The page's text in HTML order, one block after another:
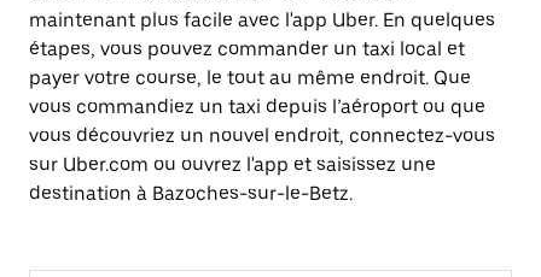
maintenant plus facile avec l'app Uber. En quelques
étapes, vous pouvez commander un taxi local et
payer votre course, le tout au même endroit. Que
vous commandiez un taxi depuis l’aéroport ou que
vous découvriez un nouvel endroit, connectez-vous
sur Uber.com ou ouvrez l'app et saisissez une
destination à Bazoches-sur-le-Betz.